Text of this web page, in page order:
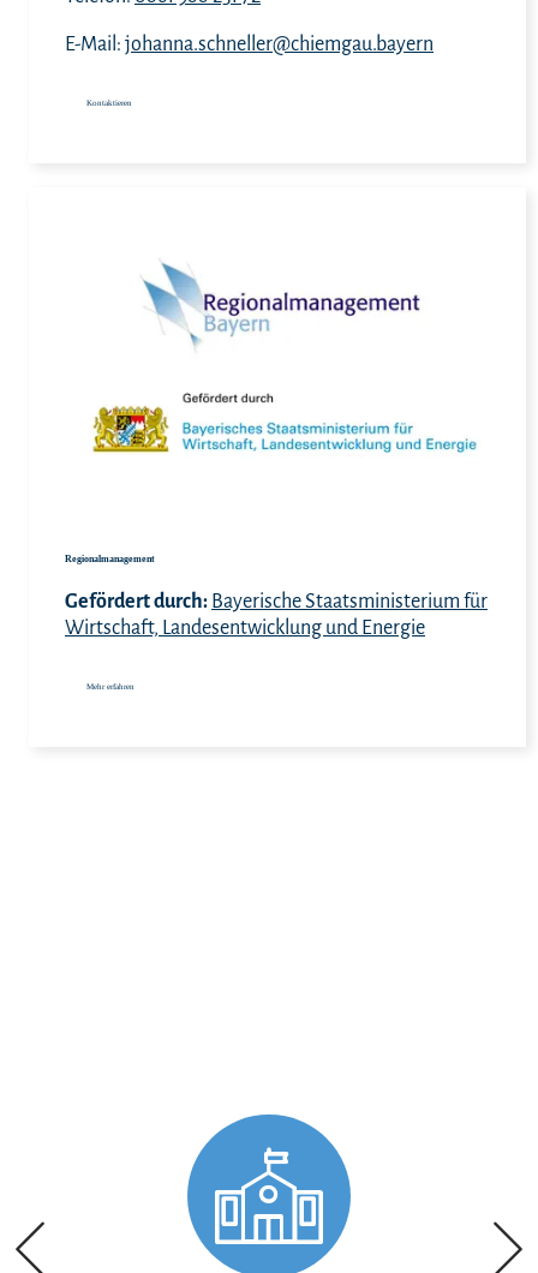
E-Mail: johanna.schneller@chiemgau.bayern
Kontaktieren
Regionalmanagement
Gefördert durch: Bayerische Staatsministerium für
Wirtschaft, Landesentwicklung und Energie
Mehr erfahren